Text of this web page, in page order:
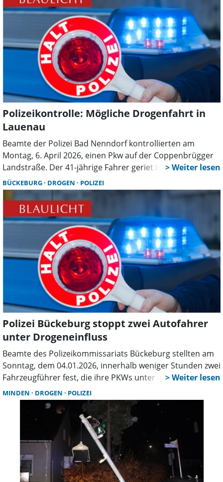
Polizeikontrolle: Mögliche Drogenfahrt in
Lauenau
Beamte der Polizei Bad Nenndorf kontrollierten am
Montag, 6. April 2026, einen Pkw auf der Coppenbrügger
Landstraße. Der 41-jährige Fahrer geriet ins Visier der
Beamten, da Hinweise auf Drogenkonsum vorlagen. Im
Gespräch gab der Mann zu, Cannabis konsumiert zu
haben und vor zwei Tagen Kokain. Einen freiwilligen Urin-
Vortest lehnte er jedoch ab.
BÜCKEBURG DROGEN POLIZEI
Polizei Bückeburg stoppt zwei Autofahrer
unter Drogeneinfluss
Beamte des Polizeikommissariats Bückeburg stellten am
Sonntag, dem 04.01.2026, innerhalb weniger Stunden zwei
Fahrzeugführer fest, die ihre PKWs unter dem Einfluss
berauschender Mittel lenkten.
MINDEN DROGEN POLIZEI